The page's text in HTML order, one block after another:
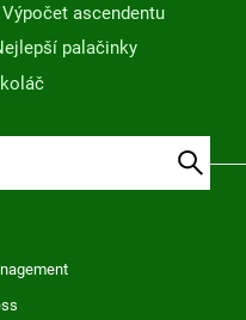
Výpočet ascendentu
palačinky